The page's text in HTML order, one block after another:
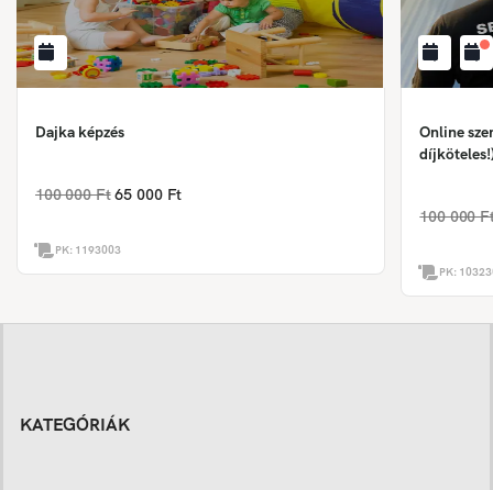
Dajka képzés
100 000 Ft 65 000 Ft
PK: 1193003
Online
100 000
PK:
KATEGÓRIÁK